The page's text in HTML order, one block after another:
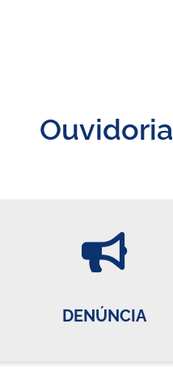
Ouvidoria
DENÚNCIA